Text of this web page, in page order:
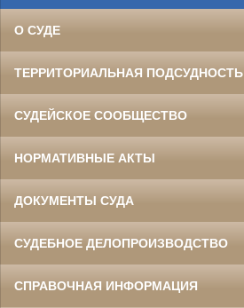
О СУДЕ
ТЕРРИТОРИАЛЬНАЯ ПОДСУДНОСТЬ
СУДЕЙСКОЕ СООБЩЕСТВО
НОРМАТИВНЫЕ АКТЫ
ДОКУМЕНТЫ СУДА
СУДЕБНОЕ ДЕЛОПРОИЗВОДСТВО
СПРАВОЧНАЯ ИНФОРМАЦИЯ